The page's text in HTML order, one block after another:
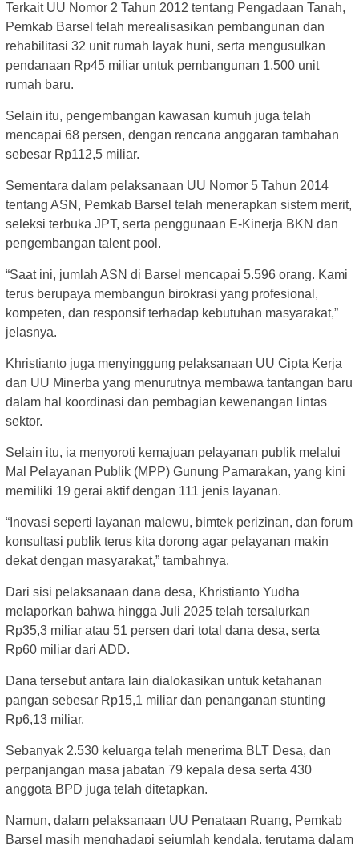
Terkait UU Nomor 2 Tahun 2012 tentang Pengadaan Tanah,
Pemkab Barsel telah merealisasikan pembangunan dan
rehabilitasi 32 unit rumah layak huni, serta mengusulkan
pendanaan Rp45 miliar untuk pembangunan 1.500 unit
rumah baru.
Selain itu, pengembangan kawasan kumuh juga telah
mencapai 68 persen, dengan rencana anggaran tambahan
sebesar Rp112,5 miliar.
Sementara dalam pelaksanaan UU Nomor 5 Tahun 2014
tentang ASN, Pemkab Barsel telah menerapkan sistem merit,
seleksi terbuka JPT, serta penggunaan E-Kinerja BKN dan
pengembangan talent pool.
“Saat ini, jumlah ASN di Barsel mencapai 5.596 orang. Kami
terus berupaya membangun birokrasi yang profesional,
kompeten, dan responsif terhadap kebutuhan masyarakat,”
jelasnya.
Khristianto juga menyinggung pelaksanaan UU Cipta Kerja
dan UU Minerba yang menurutnya membawa tantangan baru
dalam hal koordinasi dan pembagian kewenangan lintas
sektor.
Selain itu, ia menyoroti kemajuan pelayanan publik melalui
Mal Pelayanan Publik (MPP) Gunung Pamarakan, yang kini
memiliki 19 gerai aktif dengan 111 jenis layanan.
“Inovasi seperti layanan malewu, bimtek perizinan, dan forum
konsultasi publik terus kita dorong agar pelayanan makin
dekat dengan masyarakat,” tambahnya.
Dari sisi pelaksanaan dana desa, Khristianto Yudha
melaporkan bahwa hingga Juli 2025 telah tersalurkan
Rp35,3 miliar atau 51 persen dari total dana desa, serta
Rp60 miliar dari ADD.
Dana tersebut antara lain dialokasikan untuk ketahanan
pangan sebesar Rp15,1 miliar dan penanganan stunting
Rp6,13 miliar.
Sebanyak 2.530 keluarga telah menerima BLT Desa, dan
perpanjangan masa jabatan 79 kepala desa serta 430
anggota BPD juga telah ditetapkan.
Namun, dalam pelaksanaan UU Penataan Ruang, Pemkab
Barsel masih menghadapi sejumlah kendala, terutama dalam